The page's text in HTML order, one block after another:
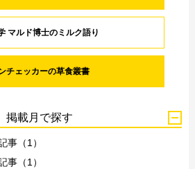
マルド博士のミルク語り
チェッカーの草食叢書
掲載月で探す
事（1）
事（1）